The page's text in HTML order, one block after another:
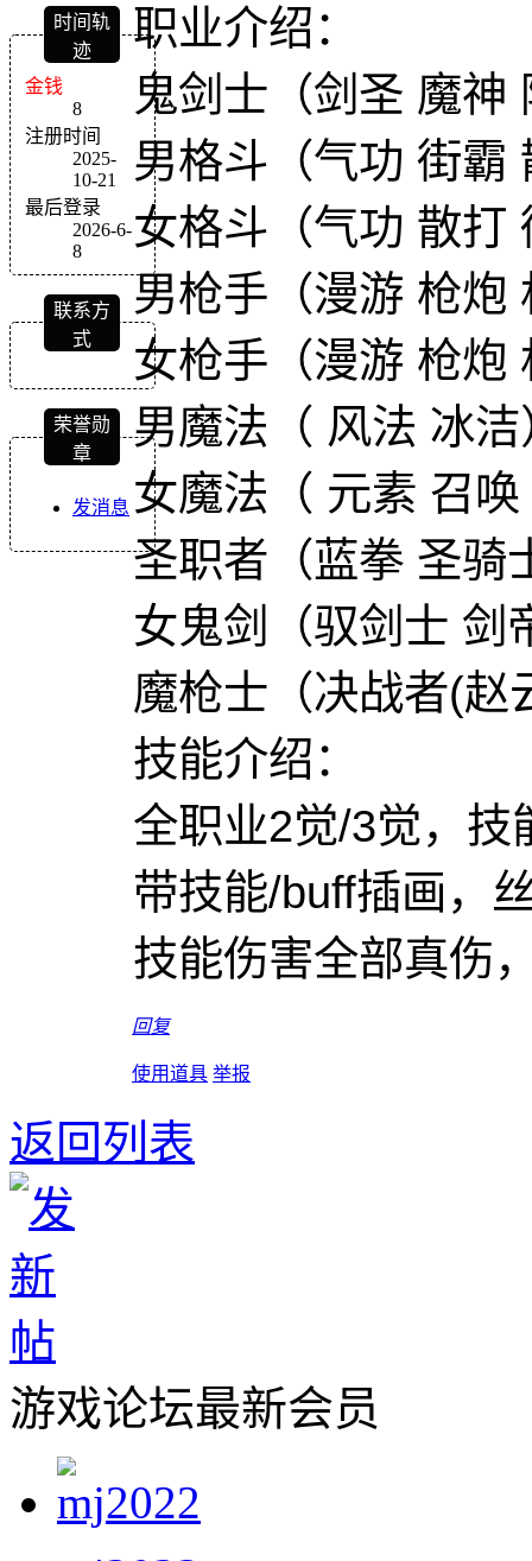
时间轨
迹
金钱
8
注册时间
2025-
10-21
最后登录
2026-6-
8
联系方
式
荣誉勋
章
发消息
职业介绍：
鬼剑士（剑圣 魔神
男格斗（气功 街霸
女格斗（气功 散打
男枪手（漫游 枪炮
女枪手（漫游 枪炮
男魔法（ 风法 冰洁
女魔法（ 元素 召
圣职者（蓝拳 圣骑
女鬼剑（驭剑士 剑
魔枪士（决战者(赵
技能介绍：
全职业2觉/3觉，技
带技能/buff插画，
技能伤害全部真伤
回复
使用道具 举报
返回列表
游戏论坛最新会员